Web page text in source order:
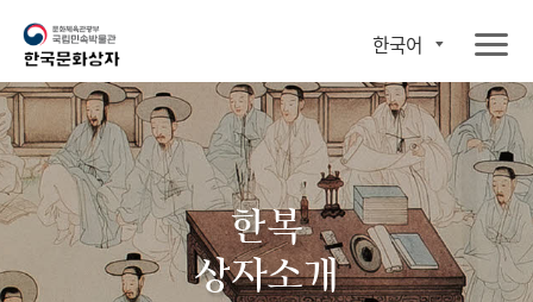
한국어
한복
상자소개